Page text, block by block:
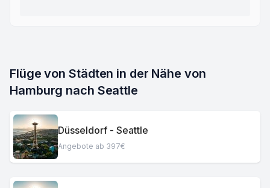
Flüge von Städten in der Nähe von
Hamburg nach Seattle
Düsseldorf - Seattle
Angebote ab 397€